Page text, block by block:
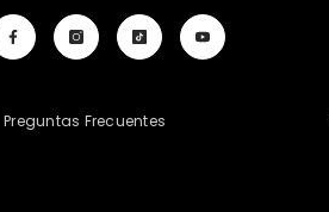
Preguntas Frecuentes